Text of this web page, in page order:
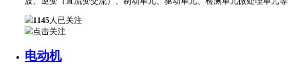
1145人已关注
点击关注
电动机